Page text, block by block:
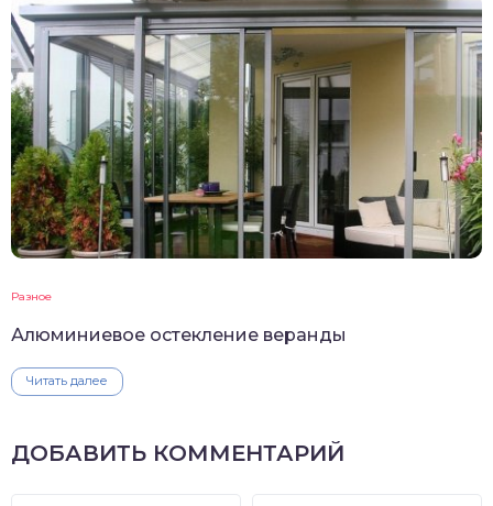
Разное
Алюминиевое остекление веранды
Читать далее
ДОБАВИТЬ КОММЕНТАРИЙ